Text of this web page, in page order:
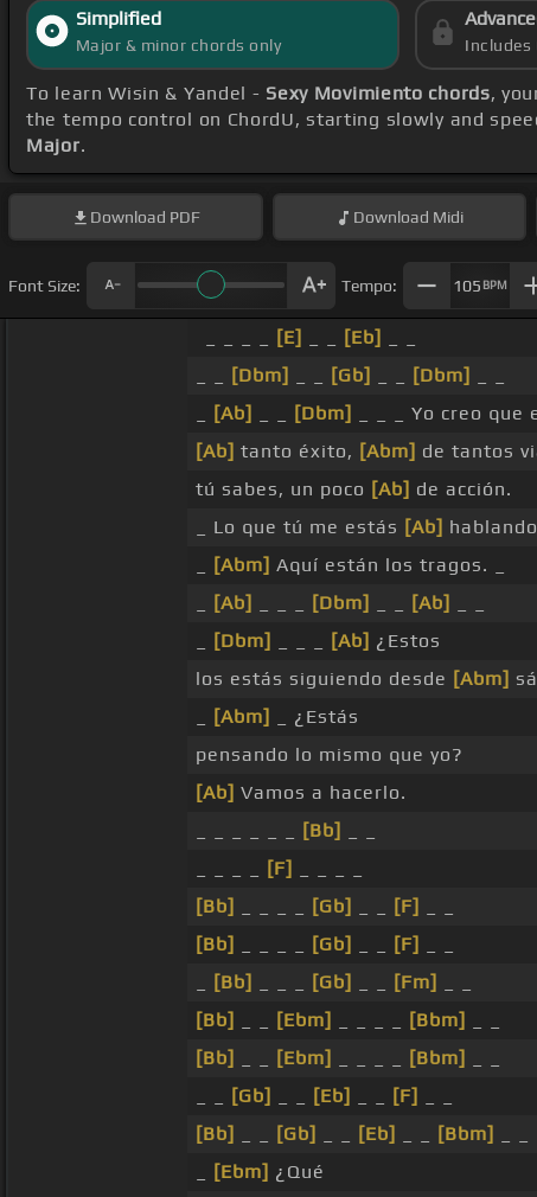
Simplified
Major & minor chords only Includes
To learn Wisin & Yandel - Sexy Movimiento chords,
the tempo control on ChordU, starting slowly and
Major.
Download PDF Download Midi
Font Size: Tempo: 105 BPM
[E] [Eb]
[Dbm] [Gb] [Dbm]
[Ab] [Dbm] _ _ _ Yo creo
[Ab] tanto éxito, [Abm] de tantos
tú sabes, un poco [Ab] de acción.
_ Lo que tú me estás [Ab]
[Abm] Aquí están los tragos. _
[Ab] [Dbm] [Ab]
[Dbm] [Ab] ¿Estos
los estás siguiendo desde [Abm]
[Abm]
_ ¿Estás
pensando lo mismo que yo?
[Ab] Vamos a hacerlo.
[Bb]
[F]
[Bb]
[Gb] [F]
[Bb]
[Gb] [F]
[Bb] [Gb] [Fm]
[Bb]
[Ebm] [Bbm]
[Bb]
[Ebm] [Bbm]
[Gb] [Eb] [F]
[Bb]
[Gb] [Eb] [Bbm]
[Ebm] ¿Qué